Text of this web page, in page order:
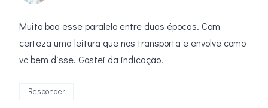
Muito boa esse paralelo entre duas épocas. Com
certeza uma leitura que nos transporta e envolve como
vc bem disse. Gostei da indicação!
Responder